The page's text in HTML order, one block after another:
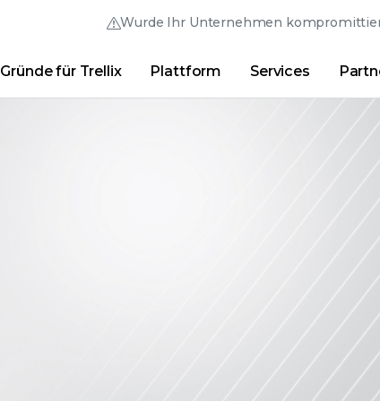
Wurde Ihr Unternehmen
Trellix Hive
Australia (English) France (Français)
Gründe für Trellix Plattform Services